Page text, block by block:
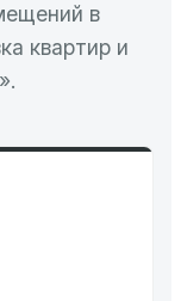
в
квартир и